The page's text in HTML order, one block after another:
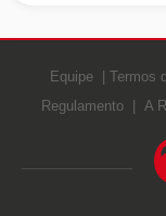
Equipe Termos
Regulamento
A